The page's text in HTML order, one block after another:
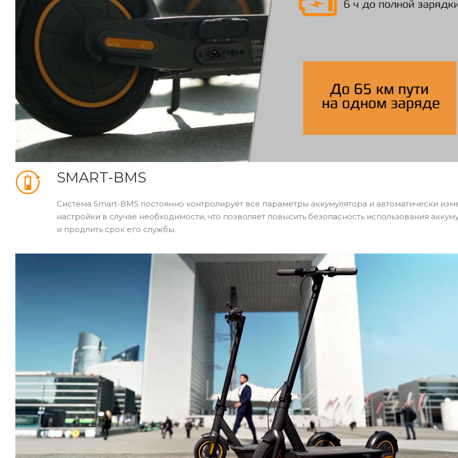
SMART-BMS
Система Smart-BMS постоянно контролирует все параметры аккумулятора и автоматически
настройки в случае необходимости, что позволяет повысить безопасность использования
и продлить срок его службы.